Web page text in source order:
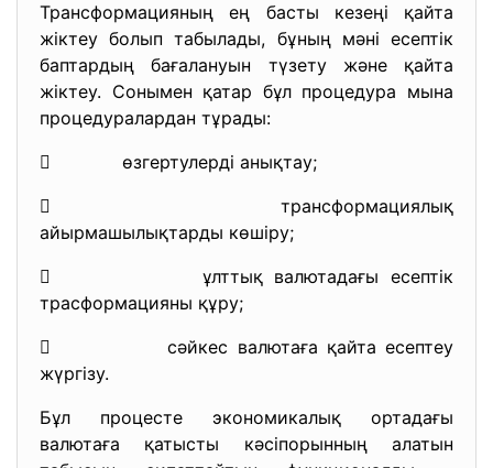
Трансформацияның ең басты кезеңі қайта
жіктеу болып табылады, бұның мәні есептік
баптардың бағалануын түзету және қайта
жіктеу. Сонымен қатар бұл процедура мына
процедуралардан тұрады:
 өзгертулерді анықтау;
 трансформациялық
айырмашылықтарды көшіру;
 ұлттық валютадағы есептік
трасформацияны құру;
 сәйкес валютаға қайта есептеу
жүргізу.
Бұл процесте экономикалық ортадағы
валютаға қатысты кәсіпорынның алатын